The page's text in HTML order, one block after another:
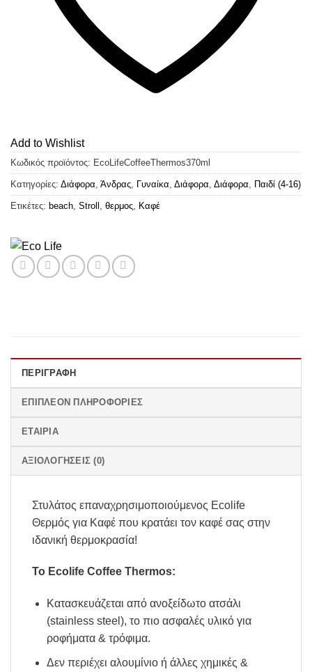
Add to Wishlist
Κωδικός προϊόντος: EcoLifeCoffeeThermos370ml
Κατηγορίες: Διάφορα, Άνδρας, Γυναίκα, Διάφορα, Διάφορα, Παιδί (4-16)
Ετικέτες: beach, Stroll , θερμος, Καφέ
ΠΕΡΙΓΡΑΦΉ
ΕΠΙΠΛΈΟΝ ΠΛΗΡΟΦΟΡΊΕΣ
ΕΤΑΙΡΊΑ
ΑΞΙΟΛΟΓΉΣΕΙΣ (0)
Στυλάτος επαναχρησιμοποιούμενος Ecolife
Θερμός για Καφέ που κρατάει τον καφέ σας στην
ιδανική θερμοκρασία!
Το Εcolife Coffee Thermos:
Kατασκευάζεται από ανοξείδωτο ατσάλι
(stainless steel), το πιο ασφαλές υλικό για
ροφήματα & τρόφιμα.
Δεν περιέχει αλουμίνιο ή άλλες χημικές &